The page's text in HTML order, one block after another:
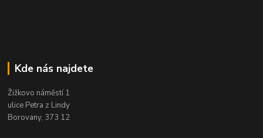
Kde nás najdete
Žižkovo náměstí 1
ulice Petra z Lindy
Borovany, 373 12